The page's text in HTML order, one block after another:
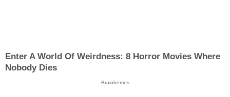
Enter A World Of Weirdness: 8 Horror Movies Where
Nobody Dies
Brainberries